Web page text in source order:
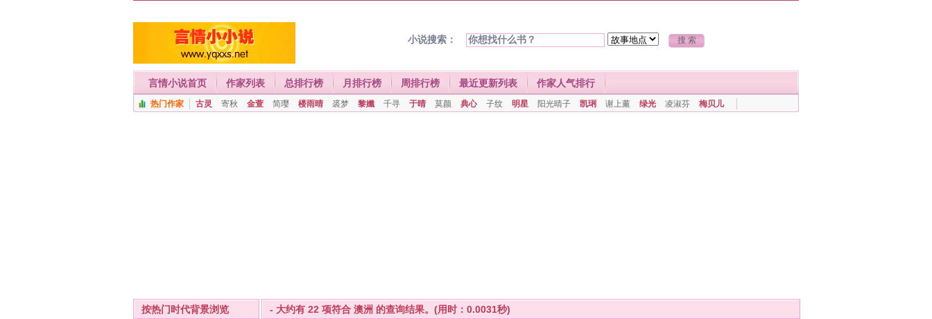
小说搜索：
言情小说首页 作家列表 总排行榜 月排行榜 周排行榜 最近更新列表 作家人气排行
热门作家 古灵 寄秋 金萱 简璎 楼雨晴 裘梦 黎孅 千寻 于晴 莫颜 典心 子纹 明星 阳光晴子 凯琍 谢上薰 绿光 凌淑芬 梅贝儿
按热门时代背景浏览 - 大约有 22 项符合 澳洲 的查询结果。(用时：0.0031秒)